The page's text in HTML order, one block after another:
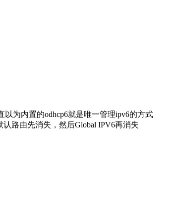
为内置的odhcp6就是唯一管理ipv6的方式
路由先消失，然后Global IPV6再消失